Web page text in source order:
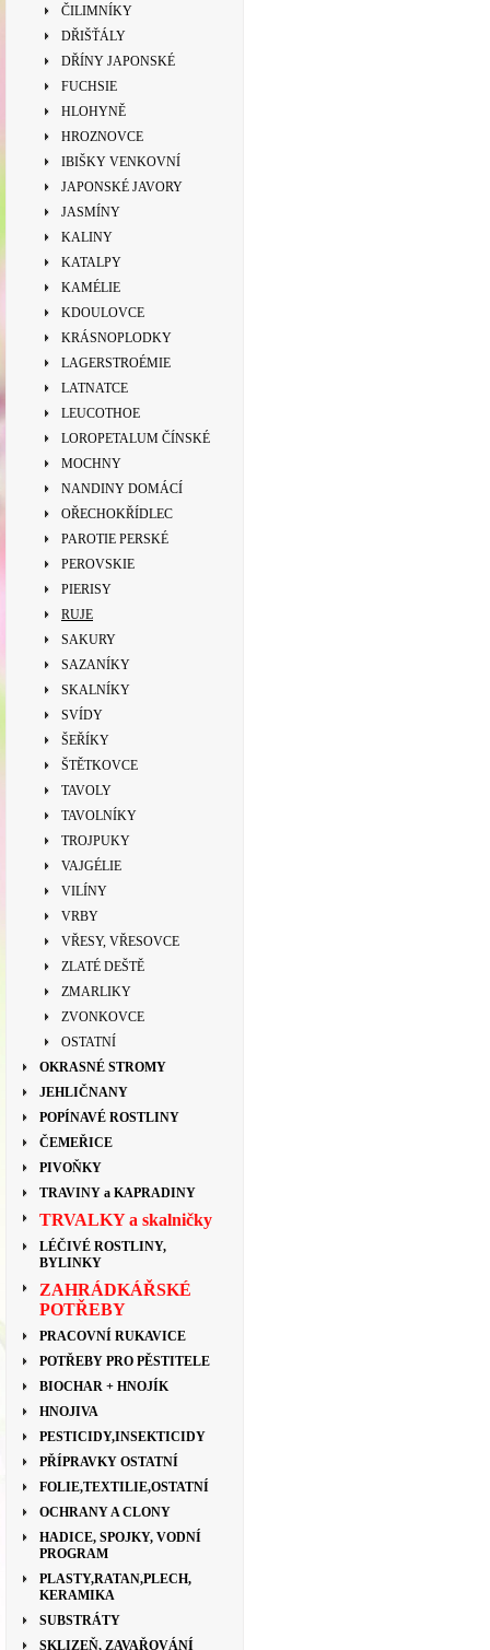
ČILIMNÍKY
DŘIŠŤÁLY
DŘÍNY JAPONSKÉ
FUCHSIE
HLOHYNĚ
HROZNOVCE
IBIŠKY VENKOVNÍ
JAPONSKÉ JAVORY
JASMÍNY
KALINY
KATALPY
KAMÉLIE
KDOULOVCE
KRÁSNOPLODKY
LAGERSTROÉMIE
LATNATCE
LEUCOTHOE
LOROPETALUM ČÍNSKÉ
MOCHNY
NANDINY DOMÁCÍ
OŘECHOKŘÍDLEC
PAROTIE PERSKÉ
PEROVSKIE
PIERISY
RUJE
SAKURY
SAZANÍKY
SKALNÍKY
SVÍDY
ŠEŘÍKY
ŠTĚTKOVCE
TAVOLY
TAVOLNÍKY
TROJPUKY
VAJGÉLIE
VILÍNY
VRBY
VŘESY, VŘESOVCE
ZLATÉ DEŠTĚ
ZMARLIKY
ZVONKOVCE
OSTATNÍ
OKRASNÉ STROMY
JEHLIČNANY
POPÍNAVÉ ROSTLINY
ČEMEŘICE
PIVOŇKY
TRAVINY a KAPRADINY
TRVALKY a skalničky
LÉČIVÉ ROSTLINY,
BYLINKY
ZAHRÁDKÁŘSKÉ
POTŘEBY
PRACOVNÍ RUKAVICE
POTŘEBY PRO PĚSTITELE
BIOCHAR + HNOJÍK
HNOJIVA
PESTICIDY,INSEKTICIDY
PŘÍPRAVKY OSTATNÍ
FOLIE,TEXTILIE,OSTATNÍ
OCHRANY A CLONY
HADICE, SPOJKY, VODNÍ
PROGRAM
PLASTY,RATAN,PLECH,
KERAMIKA
SUBSTRÁTY
SKLIZEŇ, ZAVAŘOVÁNÍ